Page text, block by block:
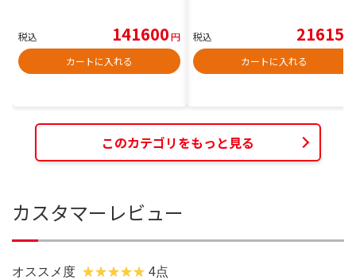
税込 141600円
カートに入れる
税込 21615
カートに入れる
このカテゴリをもっと見る
カスタマーレビュー
オススメ度 4点